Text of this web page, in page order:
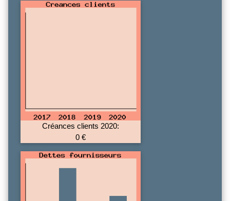
Créances clients 2020:
0 €